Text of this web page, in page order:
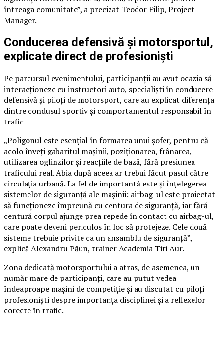
întreaga comunitate”, a precizat Teodor Filip, Project
Manager.
Conducerea defensivă și motorsportul,
explicate direct de profesioniști
Pe parcursul evenimentului, participanții au avut ocazia să
interacționeze cu instructori auto, specialiști în conducere
defensivă și piloți de motorsport, care au explicat diferența
dintre condusul sportiv și comportamentul responsabil în
trafic.
„Poligonul este esențial în formarea unui șofer, pentru că
acolo înveți gabaritul mașinii, poziționarea, frânarea,
utilizarea oglinzilor și reacțiile de bază, fără presiunea
traficului real. Abia după aceea ar trebui făcut pasul către
circulația urbană. La fel de importantă este și înțelegerea
sistemelor de siguranță ale mașinii: airbag-ul este proiectat
să funcționeze împreună cu centura de siguranță, iar fără
centură corpul ajunge prea repede în contact cu airbag-ul,
care poate deveni periculos în loc să protejeze. Cele două
sisteme trebuie privite ca un ansamblu de siguranță”,
explică Alexandru Păun, trainer Academia Titi Aur.
Zona dedicată motorsportului a atras, de asemenea, un
număr mare de participanți, care au putut vedea
îndeaproape mașini de competiție și au discutat cu piloți
profesioniști despre importanța disciplinei și a reflexelor
corecte în trafic.